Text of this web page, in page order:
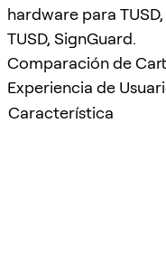
hardware para
TUSD, SignGuard.
Comparación de
Experiencia de
Característica